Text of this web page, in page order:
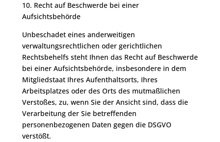
10. Recht auf Beschwerde bei einer
Aufsichtsbehörde
Unbeschadet eines anderweitigen
verwaltungsrechtlichen oder gerichtlichen
Rechtsbehelfs steht Ihnen das Recht auf Beschwerde
bei einer Aufsichtsbehörde, insbesondere in dem
Mitgliedstaat Ihres Aufenthaltsorts, Ihres
Arbeitsplatzes oder des Orts des mutmaßlichen
Verstoßes, zu, wenn Sie der Ansicht sind, dass die
Verarbeitung der Sie betreffenden
personenbezogenen Daten gegen die DSGVO
verstößt.